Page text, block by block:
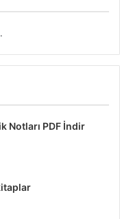
.
Notları PDF İndir